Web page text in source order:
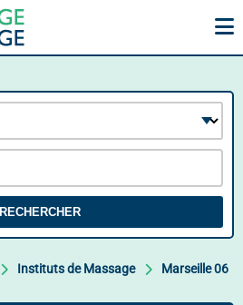
RECHERCHER
Instituts de Massage Marseille 06